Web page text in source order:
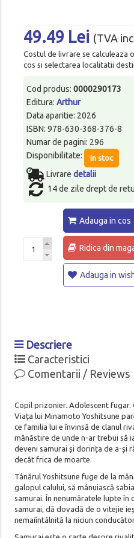
49.49 Lei (TVA
Costul de livrare se calculeaza
cos si selectarea localitatii
Cod produs: 0000290173
Editura: Arthur
Data aparitie: 2026
ISBN: 978-630-368-376-8
Numar de pagini: 296
Disponibilitate:
In stoc
Livrare detalii
14 de zile drept de
Adauga in cos
Ridica din
Adauga in
Descriere
Caracteristici
Comentarii / Reviews
Copil prizonier. Adolescent fugar.
Viața lui Minamoto Yoshitsune
ce familia lui e învinsă de clanul
mănăstire de unde n-ar trebui să
deveni samurai și dorința de a-și
decât frica de moarte.
Tânărul Yoshitsune fuge de la
galopul calului, să mânuiască
samurai. În nenumăratele lupte
samurai, dă dovadă de o vitejie
nemaiîntâlnită la niciun